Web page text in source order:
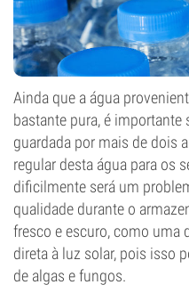
Ainda que a água
bastante pura, é importante
guardada por mais de dois
regular desta água para os
dificilmente será um
qualidade durante o
fresco e escuro, como uma
direta à luz solar, pois isso
de algas e fungos.